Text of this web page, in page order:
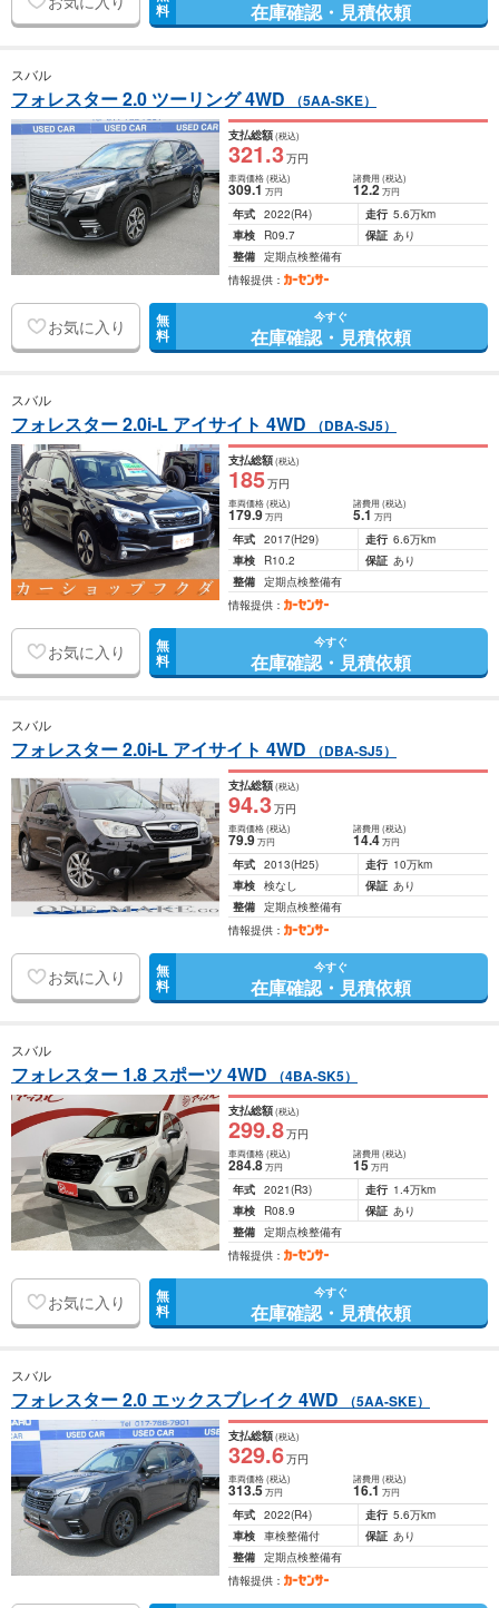
料 在庫確認・見積依頼
スバル
フォレスター 2.0 ツーリング 4WD （5AA-SKE）
支払総額(税込)
321.3万円
車両価格(税込)
309.1万円
諸費用 (税込)
12.2 万円
年式 2022(R4) 走行 5.6万km
車検
R09.7 保証 あり
整備 定期点検整備有
情報提供：
お気に入り 無
料
今すぐ
在庫確認・見積依頼
スバル
フォレスター 2.0i-L アイサイト 4WD （DBA-SJ5）
支払総額(税込)
185万円
車両価格(税込)
179.9万円
諸費用 (税込)
5.1 万円
年式 2017(H29) 走行 6.6万km
車検
R10.2 保証 あり
整備 定期点検整備有
情報提供：
お気に入り 無
料
今すぐ
在庫確認・見積依頼
スバル
フォレスター 2.0i-L アイサイト 4WD （DBA-SJ5）
支払総額(税込)
94.3万円
車両価格(税込)
79.9万円
諸費用 (税込)
14.4 万円
年式 2013(H25) 走行 10万km
車検 検なし 保証 あり
整備 定期点検整備有
情報提供：
お気に入り 無
料
今すぐ
在庫確認・見積依頼
スバル
フォレスター 1.8 スポーツ 4WD （4BA-SK5）
支払総額(税込)
299.8万円
車両価格(税込)
284.8万円
諸費用 (税込)
15 万円
年式 2021(R3) 走行 1.4万km
車検
R08.9 保証 あり
整備 定期点検整備有
情報提供：
お気に入り 無
料
今すぐ
在庫確認・見積依頼
スバル
フォレスター 2.0 エックスブレイク 4WD （5AA-SKE）
支払総額(税込)
329.6万円
車両価格(税込)
313.5万円
諸費用 (税込)
16.1 万円
年式 2022(R4) 走行 5.6万km
車検 車検整備付 保証 あり
整備 定期点検整備有
情報提供：